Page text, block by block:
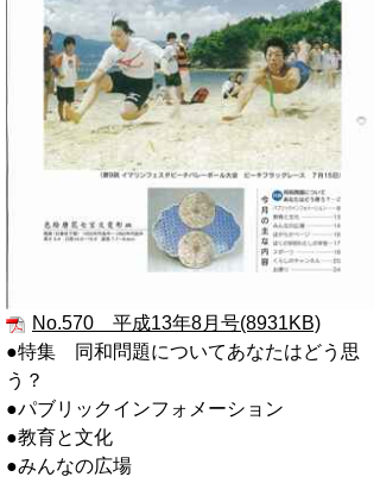
No.570 平成13年8月号(8931KB)
●特集 同和問題についてあなたはどう思
う？
●パブリックインフォメーション
●教育と文化
●みんなの広場